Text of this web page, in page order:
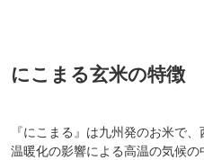
にこまる玄米の特徴
『にこまる』は九州発のお米で
温暖化の影響による高温の気候